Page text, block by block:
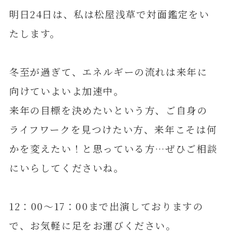
明日24日は、私は松屋浅草で対面鑑定をい
たします。
冬至が過ぎて、エネルギーの流れは来年に
向けていよいよ加速中。
来年の目標を決めたいという方、ご自身の
ライフワークを見つけたい方、来年こそは何
かを変えたい！と思っている方…ぜひご相談
にいらしてくださいね。
12：00～17：00まで出演しておりますの
で、お気軽に足をお運びください。